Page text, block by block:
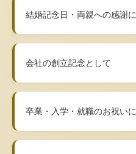
結婚記念日・両親への感謝に
会社の創立記念として
卒業・入学・就職のお祝いに